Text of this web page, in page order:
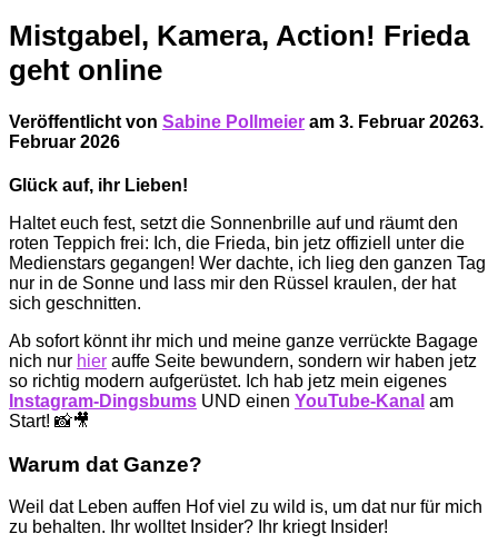
Mistgabel, Kamera, Action! Frieda
geht online
Veröffentlicht von Sabine Pollmeier am 3. Februar 20263.
Februar 2026
Glück auf, ihr Lieben!
Haltet euch fest, setzt die Sonnenbrille auf und räumt den
roten Teppich frei: Ich, die Frieda, bin jetz offiziell unter die
Medienstars gegangen! Wer dachte, ich lieg den ganzen Tag
nur in de Sonne und lass mir den Rüssel kraulen, der hat
sich geschnitten.
Ab sofort könnt ihr mich und meine ganze verrückte Bagage
nich nur hier auffe Seite bewundern, sondern wir haben jetz
so richtig modern aufgerüstet. Ich hab jetz mein eigenes
Instagram-Dingsbums UND einen YouTube-Kanal am
Start! 📸🎥
Warum dat Ganze?
Weil dat Leben auffen Hof viel zu wild is, um dat nur für mich
zu behalten. Ihr wolltet Insider? Ihr kriegt Insider!